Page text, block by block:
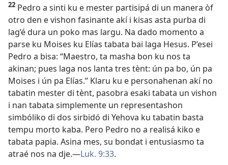
22 Pedro a sinti ku e mester partisipá di un manera òf
otro den e vishon fasinante akí i kisas asta purba di
lag’é dura un poko mas largu. Na dado momento a
parse ku Moises ku Elías tabata bai laga Hesus. P’esei
Pedro a bisa: “Maestro, ta masha bon ku nos ta
akinan; pues laga nos lanta tres tènt: ún pa bo, ún pa
Moises i ún pa Elías.” Klaru ku e personahenan akí no
tabatin mester di tènt, pasobra esaki tabata un vishon
i nan tabata simplemente un representashon
simbóliko di dos sirbidó di Yehova ku tabatin basta
tempu morto kaba. Pero Pedro no a realisá kiko e
tabata papia. Asina mes, su bondat i entusiasmo ta
atraé nos na dje.—Luk. 9:33.